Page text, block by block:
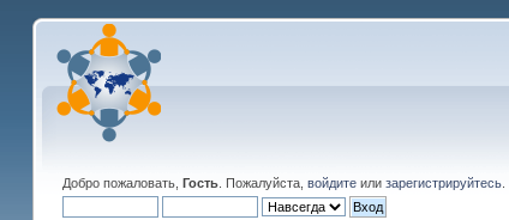
Добро пожаловать, Гость. Пожалуйста, войдитеили зарегистрируйтесь.